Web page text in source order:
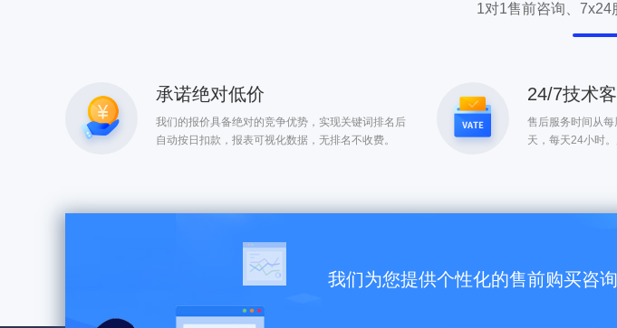
1对1售前咨询、7x24
承诺绝对低价
我们的报价具备绝对的竞争优势，实现关键词排名后
自动按日扣款，报表可视化数据，无排名不收费。
24/7技术
售后服务时间从
天，每天24小时
我们为您提供个性化的售前购买咨